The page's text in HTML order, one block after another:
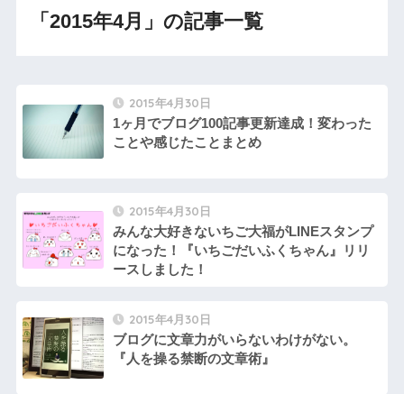
「2015年4月」の記事一覧
2015年4月30日
1ヶ月でブログ100記事更新達成！変わった
ことや感じたことまとめ
2015年4月30日
みんな大好きないちご大福がLINEスタンプ
になった！『いちごだいふくちゃん』リリ
ースしました！
2015年4月30日
ブログに文章力がいらないわけがない。
『人を操る禁断の文章術』